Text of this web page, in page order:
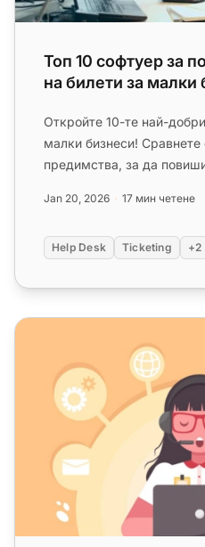
Топ 10 софтуер за
на билети за малки
Откройте 10-те най-
малки бизнеси!
предимства, за да
Jan 20, 2026 17 мин четене
Help Desk Ticketing +2
Топ 10 софтуер за